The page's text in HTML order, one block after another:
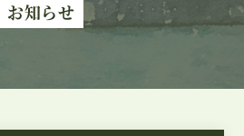
お知らせ